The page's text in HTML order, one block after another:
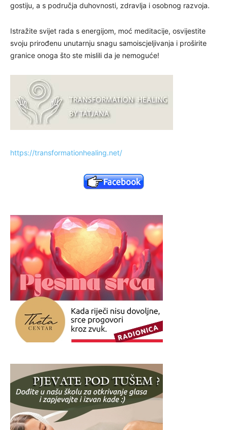
gostiju, a s područja duhovnosti, zdravlja i osobnog razvoja.
Istražite svijet rada s energijom, moć meditacije, osvijestite
svoju prirođenu unutarnju snagu samoiscjeljivanja i proširite
granice onoga što ste mislili da je nemoguće!
https://transformationhealing.net/